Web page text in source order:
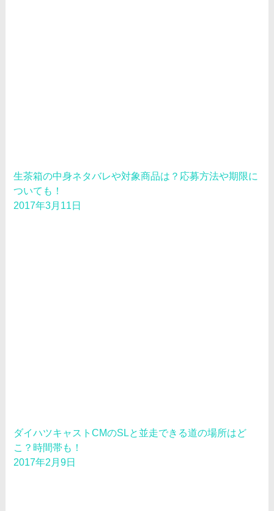
生茶箱の中身ネタバレや対象商品は？応募方法や期限に
ついても！
2017年3月11日
ダイハツキャストCMのSLと並走できる道の場所はど
こ？時間帯も！
2017年2月9日